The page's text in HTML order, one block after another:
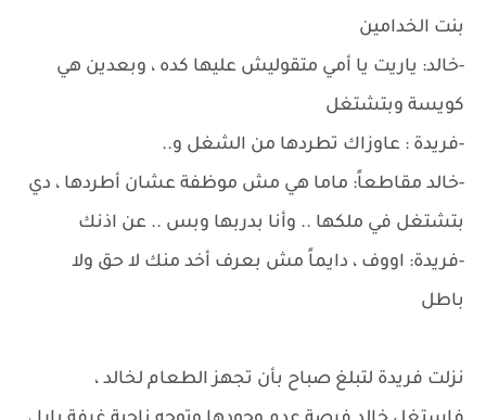
بنت الخدامين
-خالد: ياريت يا أمي متقوليش عليها كده ، وبعدين هي
كويسة وبتشتغل
-فريدة : عاوزاك تطردها من الشغل و..
-خالد مقاطعاً: ماما هي مش موظفة عشان أطردها ، دي
بتشتغل في ملكها .. وأنا بدربها وبس .. عن اذنك
-فريدة: اووف ، دايماً مش بعرف أخد منك لا حق ولا
باطل
نزلت فريدة لتبلغ صباح بأن تجهز الطعام لخالد ،